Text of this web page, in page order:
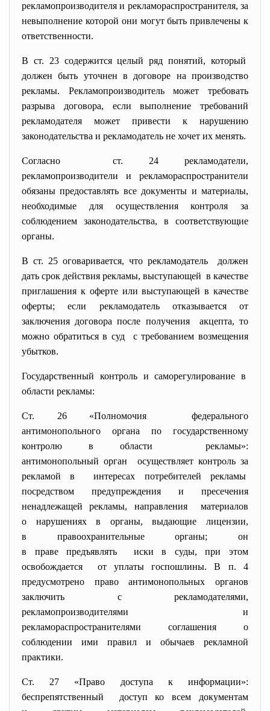
рекламопроизводителя и рекламораспространителя, за
невыполнение которой они могут быть привлечены к
ответственности.
В ст. 23 содержится целый ряд понятий, который
должен быть уточнен в договоре на производство
рекламы. Рекламопроизводитель может требовать
разрыва договора, если выполнение требований
рекламодателя может привести к нарушению
законодательства и рекламодатель не хочет их менять.
Согласно ст. 24 рекламодатели,
рекламопроизводители и рекламораспространители
обязаны предоставлять все документы и материалы,
необходимые для осуществления контроля за
соблюдением законодательства, в соответствующие
органы.
В ст. 25 оговаривается, что рекламодатель должен
дать срок действия рекламы, выступающей в качестве
приглашения к оферте или выступающей в качестве
оферты; если рекламодатель отказывается от
заключения договора после получения акцепта, то
можно обратиться в суд с требованием возмещения
убытков.
Государственный контроль и саморегулирование в
области рекламы:
Ст. 26 «Полномочия федерального
антимонопольного органа по государственному
контролю в области рекламы»:
антимонопольный орган осуществляет контроль за
рекламой в интересах потребителей рекламы
посредством предупреждения и пресечения
ненадлежащей рекламы, направления материалов
о нарушениях в органы, выдающие лицензии,
в правоохранительные органы; он
в праве предъявлять иски в суды, при этом
освобождается от уплаты госпошлины. В п. 4
предусмотрено право антимонопольных органов
заключить с рекламодателями,
рекламопроизводителями и
рекламораспространителями соглашения о
соблюдении ими правил и обычаев рекламной
практики.
Ст. 27 «Право доступа к информации»:
беспрепятственный доступ ко всем документам